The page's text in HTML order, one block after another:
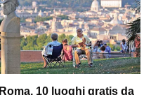
Roma, 10 luoghi gratis da